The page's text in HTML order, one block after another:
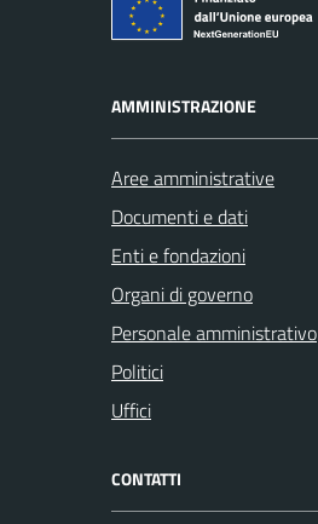
AMMINISTRAZIONE
Aree amministrative
Documenti e dati
Enti e fondazioni
Organi di governo
Personale amministrativo
Politici
Uffici
CONTATTI